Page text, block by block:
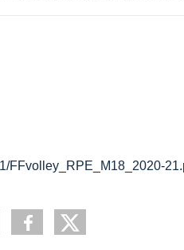
FFvolley_RPE_M18_2020-